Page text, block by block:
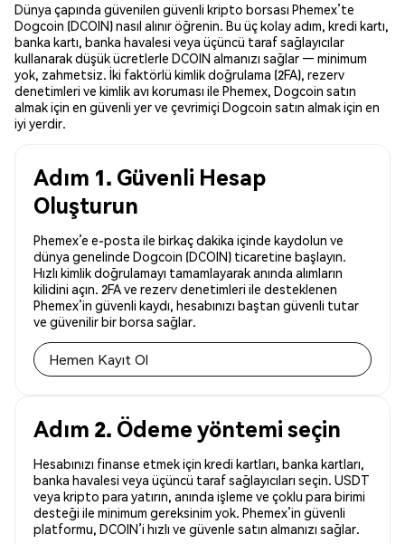
Dünya çapında güvenilen güvenli kripto borsası Phemex’te
Dogcoin (DCOIN) nasıl alınır öğrenin. Bu üç kolay adım, kredi kartı,
banka kartı, banka havalesi veya üçüncü taraf sağlayıcılar
kullanarak düşük ücretlerle DCOIN almanızı sağlar — minimum
yok, zahmetsiz. İki faktörlü kimlik doğrulama (2FA), rezerv
denetimleri ve kimlik avı koruması ile Phemex, Dogcoin satın
almak için en güvenli yer ve çevrimiçi Dogcoin satın almak için en
iyi yerdir.
Adım 1. Güvenli Hesap
Oluşturun
Phemex’e e-posta ile birkaç dakika içinde kaydolun ve
dünya genelinde Dogcoin (DCOIN) ticaretine başlayın.
Hızlı kimlik doğrulamayı tamamlayarak anında alımların
kilidini açın. 2FA ve rezerv denetimleri ile desteklenen
Phemex’in güvenli kaydı, hesabınızı baştan güvenli tutar
ve güvenilir bir borsa sağlar.
Hemen Kayıt Ol
Adım 2. Ödeme yöntemi seçin
Hesabınızı finanse etmek için kredi kartları, banka kartları,
banka havalesi veya üçüncü taraf sağlayıcıları seçin. USDT
veya kripto para yatırın, anında işleme ve çoklu para birimi
desteği ile minimum gereksinim yok. Phemex’in güvenli
platformu, DCOIN’i hızlı ve güvenle satın almanızı sağlar.